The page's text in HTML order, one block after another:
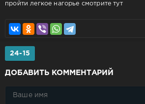
пройти легкое нагорье смотрите тут
24-15
ДОБАВИТЬ КОММЕНТАРИЙ